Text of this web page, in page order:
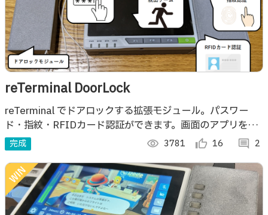
reTerminal DoorLock
reTerminal でドアロックする拡張モジュール。パスワー
ド・指紋・RFIDカード認証ができます。画面のアプリを工
夫することで「リアル脱出ゲーム」も楽しめます。
完成 visibility 3781 thumb_up_alt 16 comment 2